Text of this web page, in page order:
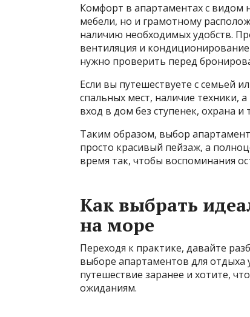
Комфорт в апартаментах с видом
мебели, но и грамотному
наличию необходимых удобств.
вентиляция и
нужно проверить перед
Если вы путешествуете с семьей
спальных мест, наличие техники,
вход в дом без ступенек, охрана и
Таким образом, выбор
просто красивый пейзаж, а
время так, чтобы воспоминания
Как выбрать
на море
Переходя к практике, давайте
выборе апартаментов для отдыха
путешествие заранее и хотите,
ожиданиям.